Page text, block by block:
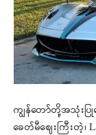
ကျွန်တော်တို့အသုံးပြု
ခေတ်မီဈေးကြီးတဲ့၊